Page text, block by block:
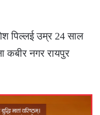
पिल्लई उम्र 24 साल
कबीर नगर रायपुर